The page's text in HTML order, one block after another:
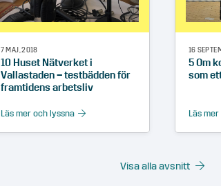
7 MAJ, 2018
10 Huset Nätverket i
Vallastaden – testbädden för
framtidens arbetsliv
Läs mer och lyssna
16
5 Om
som
Läs
Visa alla avsnitt